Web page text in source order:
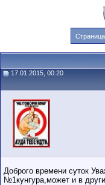
17.01.2015, 00:20
Доброго времени суток
№1кунгура,может и в